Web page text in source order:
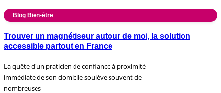
Blog Bien-être
Trouver un magnétiseur autour de moi, la solution
accessible partout en France
La quête d'un praticien de confiance à proximité
immédiate de son domicile soulève souvent de
nombreuses